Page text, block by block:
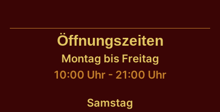
Öffnungszeiten
Montag bis Freitag
10:00 Uhr - 21:00 Uhr
Samstag